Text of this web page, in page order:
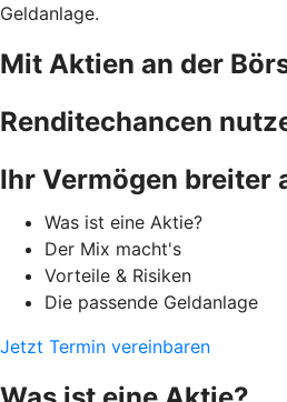
Geldanlage.
Mit Aktien an der
Renditechancen
Ihr Vermögen breiter
Was ist eine Aktie?
Der Mix macht's
Vorteile & Risiken
Die passende Geldanlage
Jetzt Termin vereinbaren